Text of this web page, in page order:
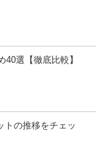
選【徹底比較】
トの推移をチェッ